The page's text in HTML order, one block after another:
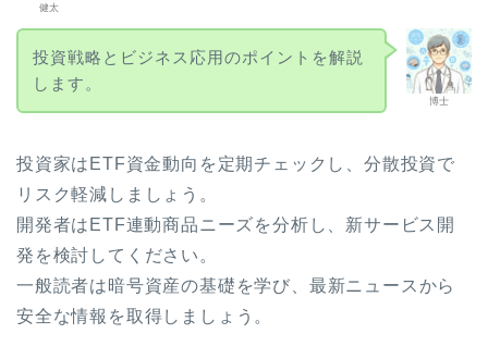
健太
博士
投資戦略とビジネス応用のポイントを解説
します。
投資家はETF資金動向を定期チェックし、分散投資で
リスク軽減しましょう。
開発者はETF連動商品ニーズを分析し、新サービス開
発を検討してください。
一般読者は暗号資産の基礎を学び、最新ニュースから
安全な情報を取得しましょう。